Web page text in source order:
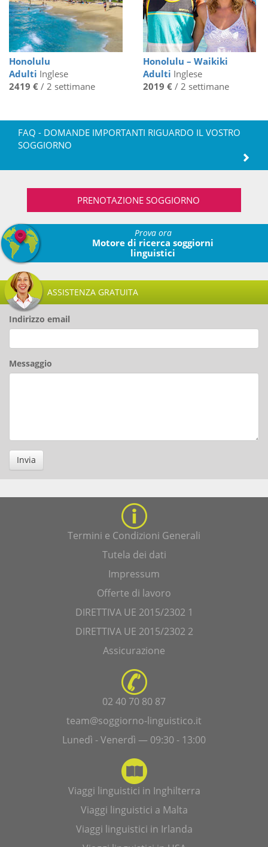
Honolulu
Adulti Inglese
2419 € / 2 settimane
Honolulu – Waikiki
Adulti Inglese
2019 €/ 2 settimane
FAQ - DOMANDE IMPORTANTI RIGUARDO IL VOSTRO
SOGGIORNO
PRENOTAZIONE SOGGIORNO
Prova ora
Motore di ricerca soggiorni
linguistici
ASSISTENZA GRATUITA
Indirizzo email
Messaggio
Invia
Termini e Condizioni Generali
Tutela dei dati
Impressum
Offerte di lavoro
DIRETTIVA UE 2015/2302 1
DIRETTIVA UE 2015/2302 2
Assicurazione
02 40 70 80 87
team@soggiorno-linguistico.it
Lunedì - Venerdì — 09:30 - 13:00
Viaggi linguistici in Inghilterra
Viaggi linguistici a Malta
Viaggi linguistici in Irlanda